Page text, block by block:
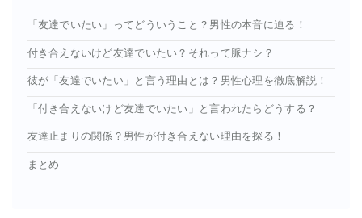
「友達でいたい」ってどういうこと？男性の本音に迫る！
付き合えないけど友達でいたい？それって脈ナシ？
彼が「友達でいたい」と言う理由とは？男性心理を徹底解説！
「付き合えないけど友達でいたい」と言われたらどうする？
友達止まりの関係？男性が付き合えない理由を探る！
まとめ